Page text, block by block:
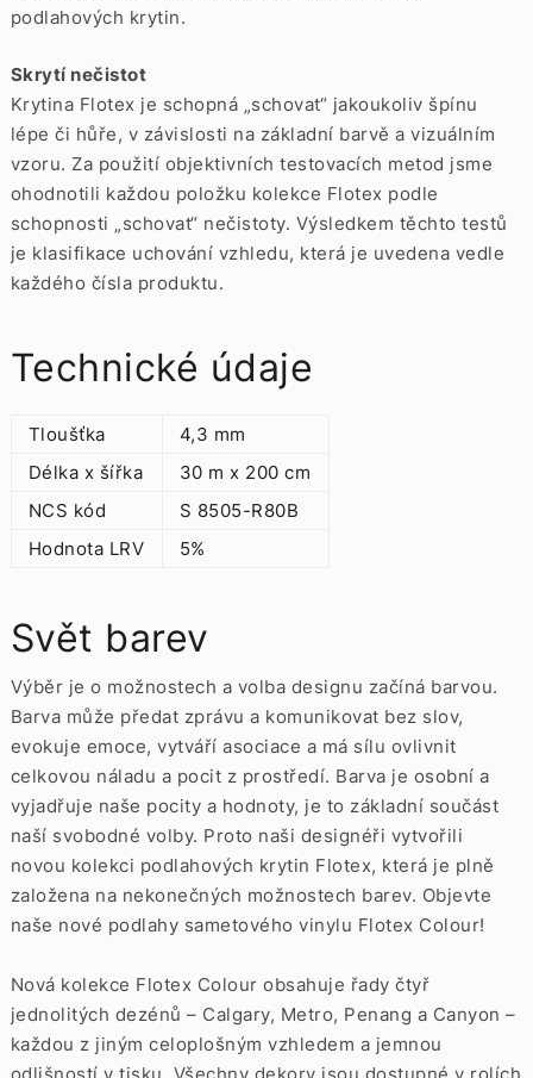
podlahových krytin.
Skrytí nečistot
Krytina Flotex je schopná „schovat“ jakoukoliv špínu
lépe či hůře, v závislosti na základní barvě a vizuálním
vzoru. Za použití objektivních testovacích metod jsme
ohodnotili každou položku kolekce Flotex podle
schopnosti „schovat“ nečistoty. Výsledkem těchto testů
je klasifikace uchování vzhledu, která je uvedena vedle
každého čísla produktu.
Technické údaje
Tloušťka
4,3 mm
Délka x šířka
30 m x 200 cm
NCS kód
S 8505-R80B
Hodnota LRV
5%
Svět barev
Výběr je o možnostech a volba designu začíná barvou.
Barva může předat zprávu a komunikovat bez slov,
evokuje emoce, vytváří asociace a má sílu ovlivnit
celkovou náladu a pocit z prostředí. Barva je osobní a
vyjadřuje naše pocity a hodnoty, je to základní součást
naší svobodné volby. Proto naši designéři vytvořili
novou kolekci podlahových krytin Flotex, která je plně
založena na nekonečných možnostech barev. Objevte
naše nové podlahy sametového vinylu Flotex Colour!
Nová kolekce Flotex Colour obsahuje řady čtyř
jednolitých dezénů – Calgary, Metro, Penang a Canyon –
každou z jiným celoplošným vzhledem a jemnou